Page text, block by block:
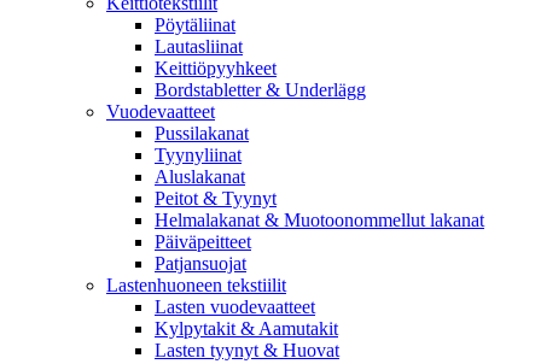
Pöytäliinat
Lautasliinat
Keittiöpyyhkeet
Bordstabletter & Underlägg
Vuodevaatteet
Pussilakanat
Tyynyliinat
Aluslakanat
Peitot & Tyynyt
Helmalakanat & Muotoonommellut lakanat
Päiväpeitteet
Patjansuojat
Lastenhuoneen tekstiilit
Lasten vuodevaatteet
Kylpytakit & Aamutakit
Lasten tyynyt & Huovat